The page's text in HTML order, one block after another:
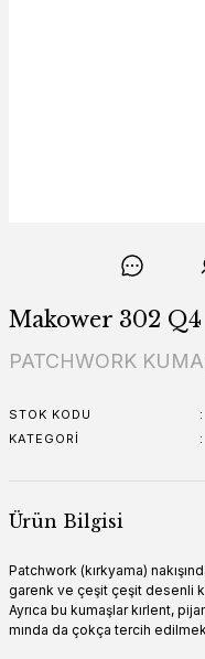
Makower 302 Q4
PATCHWORK
STOK KODU
KATEGORI
Ürün Bilgisi
Patchwork (kırkyama)
garenk ve çeşit çeşit desenli
Ayrıca bu kumaşlar kırlent,
mında da çokça tercih